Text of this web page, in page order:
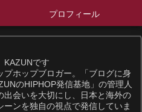
プロフィール
KAZUNです
プホップブロガー。「ブログに身
のHIPHOP発信基地」の管理人
出会いを大切にし、日本と海外の
ーンを独自の視点で発信していま